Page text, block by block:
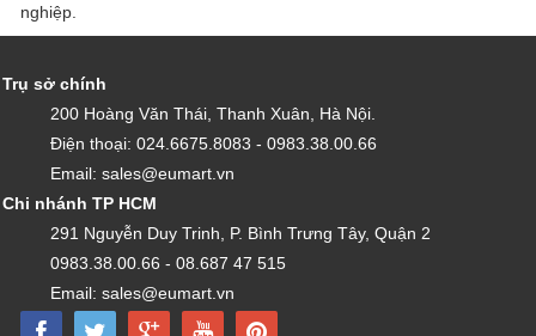
nghiệp.
Trụ sở chính
200 Hoàng Văn Thái, Thanh Xuân, Hà Nội.
Điện thoại: 024.6675.8083 - 0983.38.00.66
Email: sales@eumart.vn
Chi nhánh TP HCM
291 Nguyễn Duy Trinh, P. Bình Trưng Tây, Quận 2
0983.38.00.66 - 08.687 47 515
Email: sales@eumart.vn